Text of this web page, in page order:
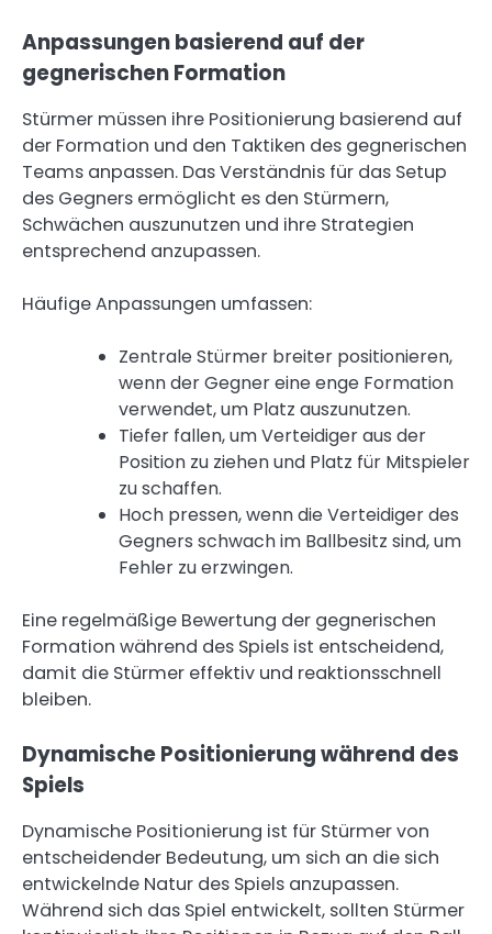
Anpassungen basierend auf der
gegnerischen Formation
Stürmer müssen ihre Positionierung basierend auf
der Formation und den Taktiken des gegnerischen
Teams anpassen. Das Verständnis für das Setup
des Gegners ermöglicht es den Stürmern,
Schwächen auszunutzen und ihre Strategien
entsprechend anzupassen.
Häufige Anpassungen umfassen:
Zentrale Stürmer breiter positionieren,
wenn der Gegner eine enge Formation
verwendet, um Platz auszunutzen.
Tiefer fallen, um Verteidiger aus der
Position zu ziehen und Platz für Mitspieler
zu schaffen.
Hoch pressen, wenn die Verteidiger des
Gegners schwach im Ballbesitz sind, um
Fehler zu erzwingen.
Eine regelmäßige Bewertung der gegnerischen
Formation während des Spiels ist entscheidend,
damit die Stürmer effektiv und reaktionsschnell
bleiben.
Dynamische Positionierung während des
Spiels
Dynamische Positionierung ist für Stürmer von
entscheidender Bedeutung, um sich an die sich
entwickelnde Natur des Spiels anzupassen.
Während sich das Spiel entwickelt, sollten Stürmer